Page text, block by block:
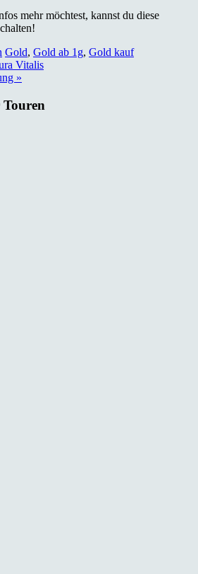
mehr möchtest, kannst du diese
Gold, Gold ab 1g, Gold kauf
Vitalis
»
Touren